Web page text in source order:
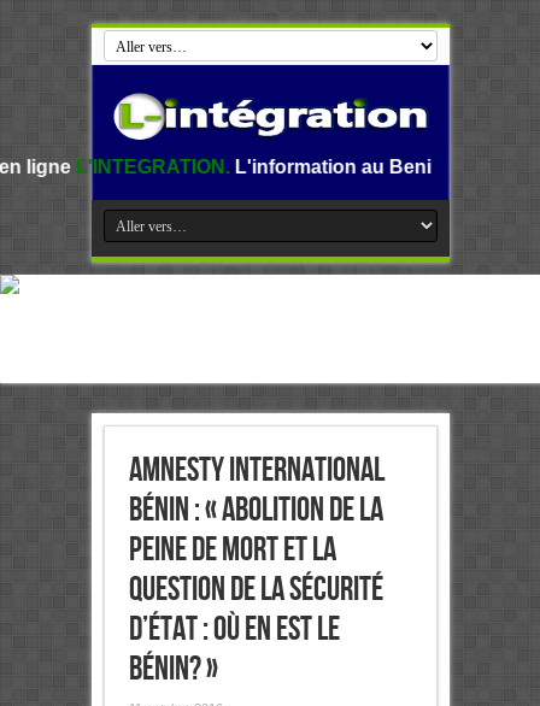
L'information au Benin, en Afrique et dans le
Amnesty international
Bénin : « Abolition de la
peine de mort et la
question de la sécurité
d’État : où en est le
Bénin? »